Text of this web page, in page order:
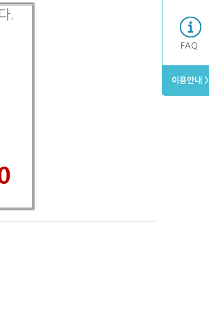
FAQ
이용안내 >